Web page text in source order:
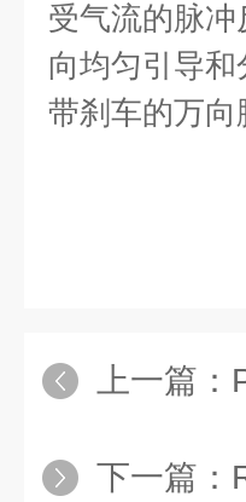
受气流的脉
向均匀引导
带刹车的万
上一篇：
下一篇：